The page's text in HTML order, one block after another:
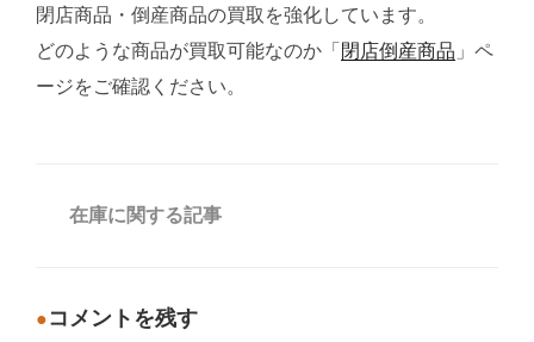
閉店商品・倒産商品の買取を強化しています。
どのような商品が買取可能なのか「 閉店倒産商品 」ペ
ージをご確認ください。
カ
在庫に関する記事
コメントを残す